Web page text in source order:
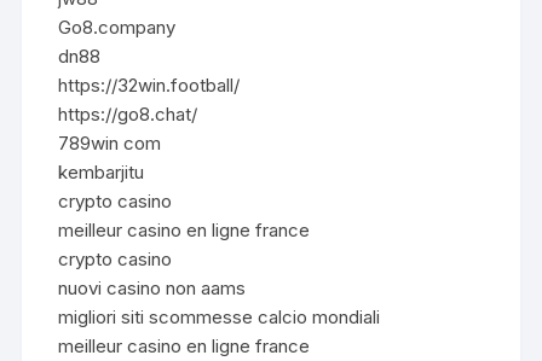
Go8.company
dn88
https://32win.football/
https://go8.chat/
789win com
kembarjitu
crypto casino
meilleur casino en ligne france
crypto casino
nuovi casino non aams
migliori siti scommesse calcio mondiali
meilleur casino en ligne france